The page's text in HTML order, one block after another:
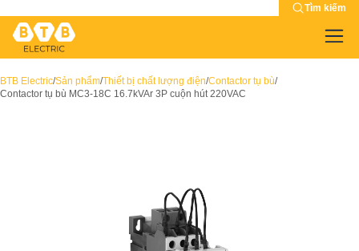
Tìm kiếm
BTB Electric/Sản phẩm/Thiết bị chất lượng điện/Contactor tụ bù/
Contactor tụ bù MC3-18C 16.7kVAr 3P cuộn hút 220VAC